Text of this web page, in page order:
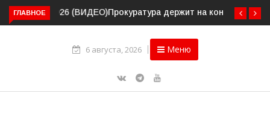
ГЛАВНОЕ
Прокуратура держит на контроле организацию
пассажирских перевозок в Волховском районе
6 августа, 2026